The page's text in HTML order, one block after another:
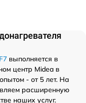
выполняется в
центр Midea в
- от 5 лет. На
расширенную
наших услуг.